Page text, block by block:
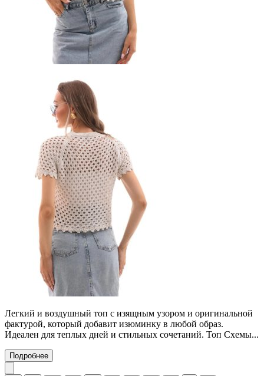
Легкий и воздушный топ с изящным узором и оригинальной
фактурой, который добавит изюминку в любой образ.
Идеален для теплых дней и стильных сочетаний. Топ Схемы...
Подробнее